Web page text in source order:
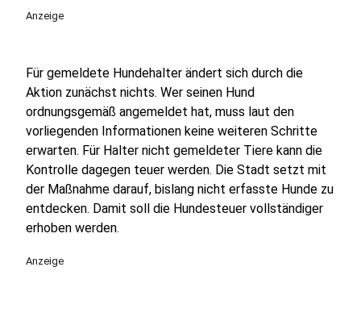
Anzeige
Für gemeldete Hundehalter ändert sich durch die
Aktion zunächst nichts. Wer seinen Hund
ordnungsgemäß angemeldet hat, muss laut den
vorliegenden Informationen keine weiteren Schritte
erwarten. Für Halter nicht gemeldeter Tiere kann die
Kontrolle dagegen teuer werden. Die Stadt setzt mit
der Maßnahme darauf, bislang nicht erfasste Hunde zu
entdecken. Damit soll die Hundesteuer vollständiger
erhoben werden.
Anzeige